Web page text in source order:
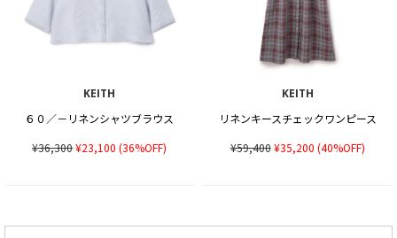
KEITH
６０／－リネンシャツブラウス
¥36,300¥23,100 (36%OFF)
KEITH
リネンキースチェックワンピース
¥59,400¥35,200 (40%OFF)